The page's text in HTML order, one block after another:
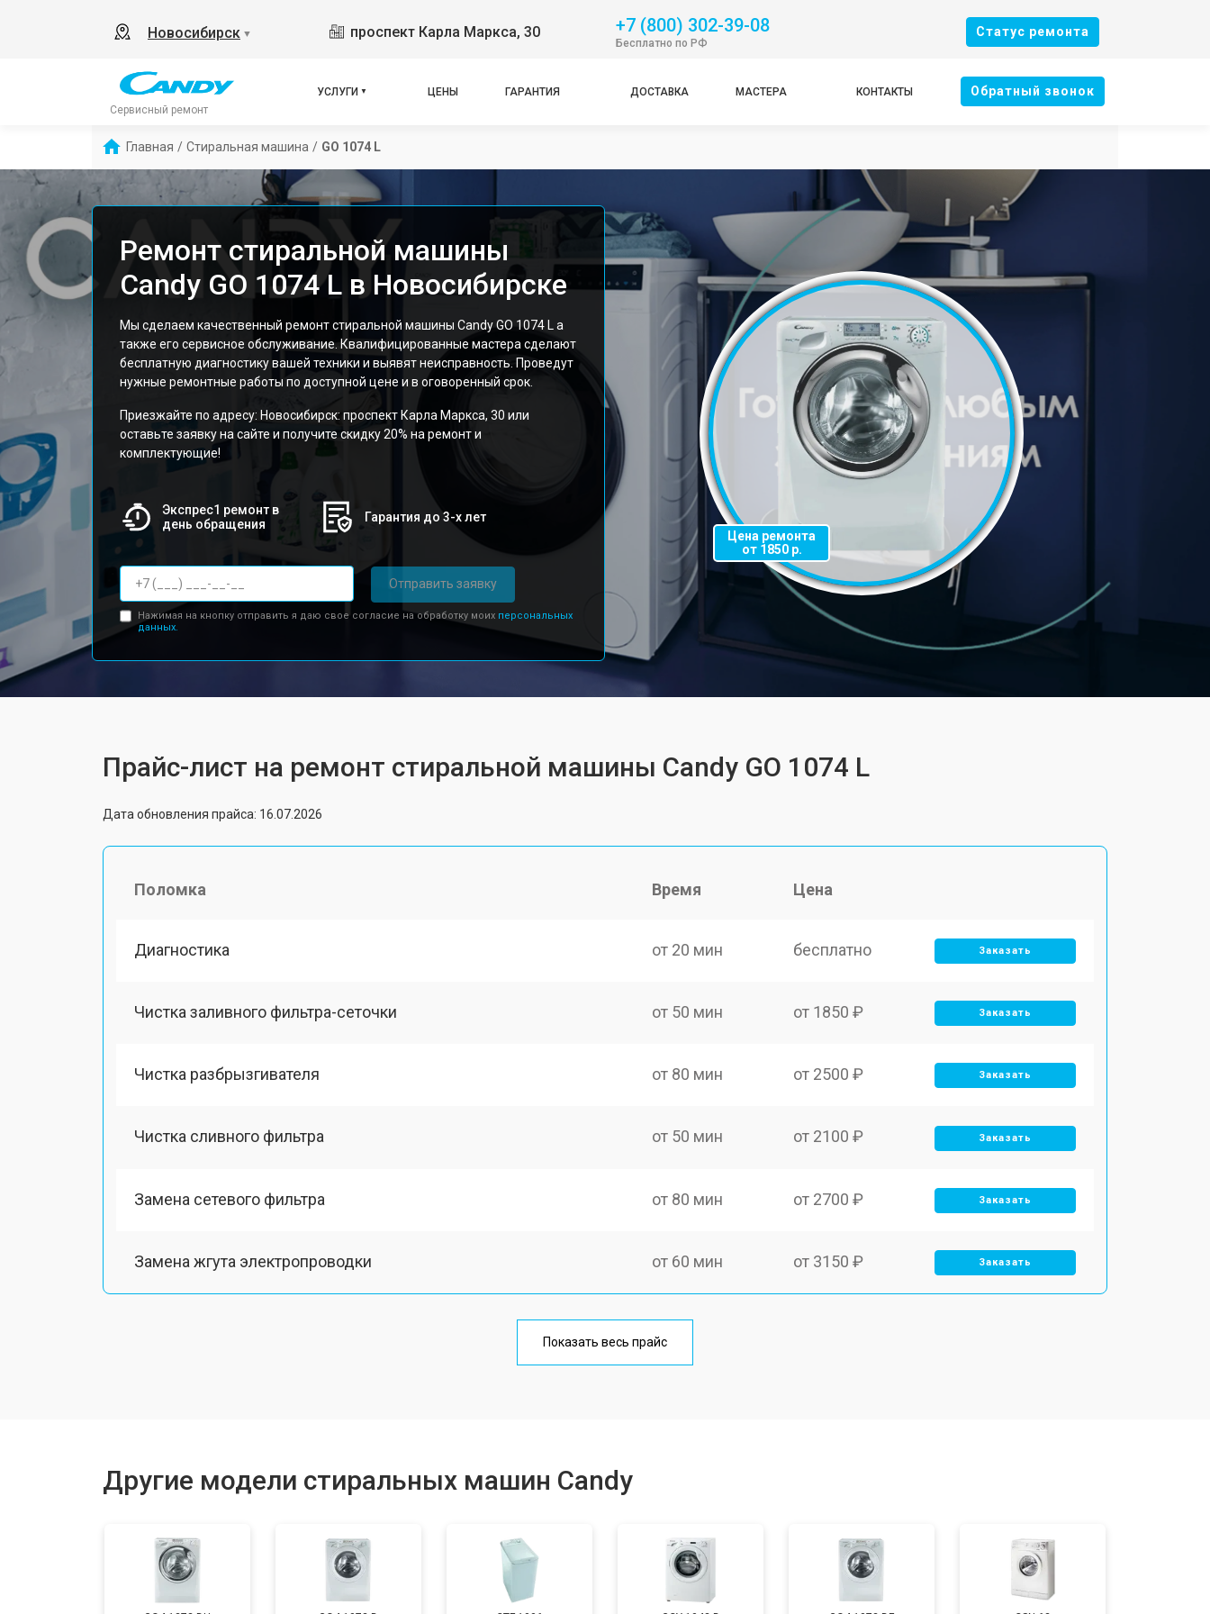
Новосибирск ▼ проспект Карла Маркса, 30 +7 (800) 302-39-08
Бесплатно по РФ
Cтатус ремонта
Сервисный ремонт
УСЛУГИ ЦЕНЫ ГАРАНТИЯ ДОСТАВКА МАСТЕРА КОНТАКТЫ Oбратный звонок
Главная / Стиральная машина / GO 1074 L
Ремонт стиральной машины
Candy GO 1074 L в Новосибирске
Мы сделаем качественный ремонт стиральной машины Candy GO 1074 L а
также его сервисное обслуживание. Квалифицированные мастера сделают
бесплатную диагностику вашей техники и выявят неисправность. Проведут
нужные ремонтные работы по доступной цене и в оговоренный срок.
Приезжайте по адресу: Новосибирск: проспект Карла Маркса, 30 или
оставьте заявку на сайте и получите скидку 20% на ремонт и
комплектующие!
Экспрес1 ремонт в
день обращения
Гарантия до 3-х лет
Отправить заявку
Нажимая на кнопку отправить я даю свое согласие на обработку моих персональных
данных.
Цена ремонта
от 1850 р.
Прайс-лист на ремонт стиральной машины Candy GO 1074 L
Дата обновления прайса: 16.07.2026
Поломка Время Цена
Диагностика от 20 мин бесплатно Заказать
Чистка заливного фильтра-сеточки от 50 мин от 1850 ₽ Заказать
Чистка разбрызгивателя от 80 мин от 2500 ₽ Заказать
Чистка сливного фильтра от 50 мин от 2100 ₽ Заказать
Замена сетевого фильтра от 80 мин от 2700 ₽ Заказать
Замена жгута электропроводки от 60 мин от 3150 ₽ Заказать
от 100 мин
Замена шторок барабана от 100 мин от 3650 ₽ Заказать
Показать весь прайс
Другие модели стиральных машин Candy